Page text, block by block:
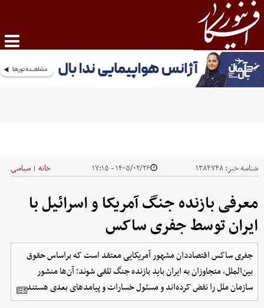
شناسه خبر:۱۳۸۴۷۴۸ ۱۴۰۵/۰۲/۲۶ - ۱۷:۱۵ خانه | سیاسی
معرفی بازنده جنگ آمریکا و اسرائیل با
ایران توسط جفری ساکس
جفری ساکس اقتصاددان مشهور آمریکایی معتقد است که براساس حقوق
بین‌الملل، متجاوزان به ایران باید بازنده جنگ تلقی شوند؛ آن‌ها منشور
سازمان ملل را نقض کرده‌اند و مسئول خسارات و پیامدهای بعدی هستند.